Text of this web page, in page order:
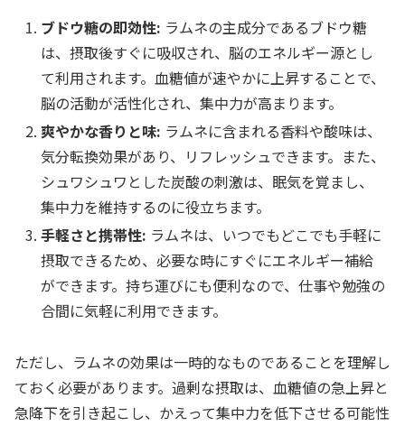
ブドウ糖の即効性: ラムネの主成分であるブドウ糖
は、摂取後すぐに吸収され、脳のエネルギー源とし
て利用されます。血糖値が速やかに上昇することで、
脳の活動が活性化され、集中力が高まります。
爽やかな香りと味: ラムネに含まれる香料や酸味は、
気分転換効果があり、リフレッシュできます。また、
シュワシュワとした炭酸の刺激は、眠気を覚まし、
集中力を維持するのに役立ちます。
手軽さと携帯性: ラムネは、いつでもどこでも手軽に
摂取できるため、必要な時にすぐにエネルギー補給
ができます。持ち運びにも便利なので、仕事や勉強の
合間に気軽に利用できます。
ただし、ラムネの効果は一時的なものであることを理解し
ておく必要があります。過剰な摂取は、血糖値の急上昇と
急降下を引き起こし、かえって集中力を低下させる可能性